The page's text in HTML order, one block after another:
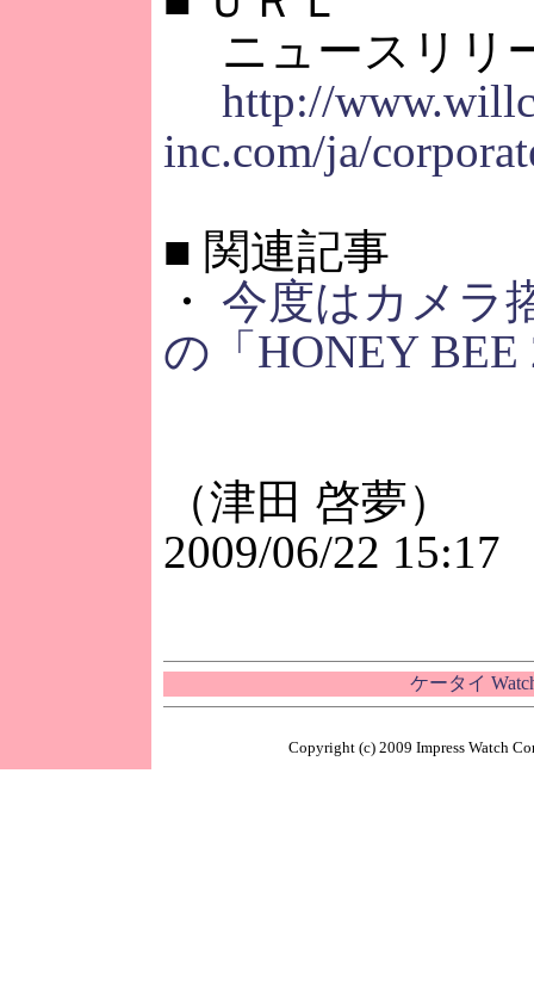
ニュースリリ
http://
inc.com/ja/
■ 関連記事
・ 今度はカメラ
の「HONEY BEE
（津田 啓夢）
2009/06/22 15:17
ケータイ
Copyright (c) 2009 Impress Watch